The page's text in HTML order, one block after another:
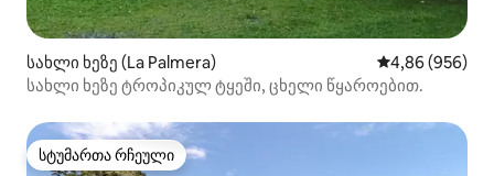
სახლი ხეზე (La Palmera) საშუალო
4,86 (956)
სახლი ხეზე ტროპიკულ ტყეში, ცხელი წყაროებით.
სტუმართა რჩეული
სტუმართა რჩეული